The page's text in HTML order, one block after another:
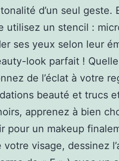
d’un seul geste.
utilisez un stencil :
ses yeux selon leur
look parfait !
de l’éclat à votre
beauté et trucs
apprenez à bien
pour un makeup
visage, dessinez